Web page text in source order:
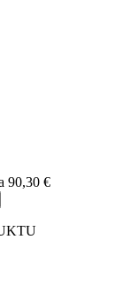
90,30 €